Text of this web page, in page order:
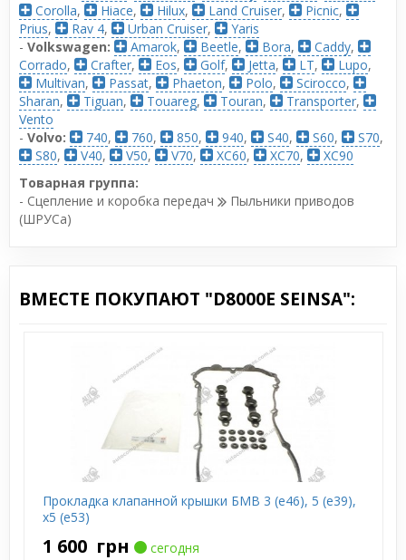
Corolla, Hiace, Hilux, Land Cruiser, Picnic,
Prius, Rav 4, Urban Cruiser,
Yaris
- Volkswagen: Amarok, Beetle, Bora, Caddy,
Corrado, Crafter, Eos, Golf, Jetta, LT, Lupo,
Multivan, Passat, Phaeton, Polo, Scirocco,
Sharan, Tiguan, Touareg, Touran, Transporter,
Vento
- Volvo: 740, 760, 850, 940, S40, S60, S70,
S80, V40, V50, V70, XC60, XC70,
XC90
Товарная группа:
- Сцепление и коробка передач
Пыльники приводов
(ШРУСа)
ВМЕСТЕ ПОКУПАЮТ "D8000E SEINSA":
Прокладка клапанной крышки БМВ 3 (е46), 5 (е39),
х5 (е53)
1 600 грн
сегодня